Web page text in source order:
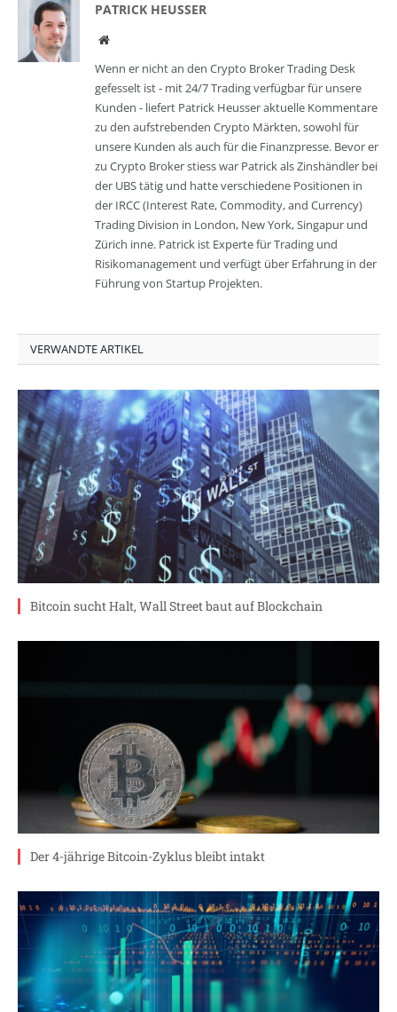
PATRICK HEUSSER
Website
Wenn er nicht an den Crypto Broker Trading Desk
gefesselt ist - mit 24/7 Trading verfügbar für unsere
Kunden - liefert Patrick Heusser aktuelle Kommentare
zu den aufstrebenden Crypto Märkten, sowohl für
unsere Kunden als auch für die Finanzpresse. Bevor er
zu Crypto Broker stiess war Patrick als Zinshändler bei
der UBS tätig und hatte verschiedene Positionen in
der IRCC (Interest Rate, Commodity, and Currency)
Trading Division in London, New York, Singapur und
Zürich inne. Patrick ist Experte für Trading und
Risikomanagement und verfügt über Erfahrung in der
Führung von Startup Projekten.
VERWANDTE ARTIKEL
Bitcoin sucht Halt, Wall Street baut auf Blockchain
Der 4-jährige Bitcoin-Zyklus bleibt intakt